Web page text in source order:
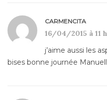
CARMENCITA
16/04/2015 à 11
j’aime aussi les
bises bonne journée